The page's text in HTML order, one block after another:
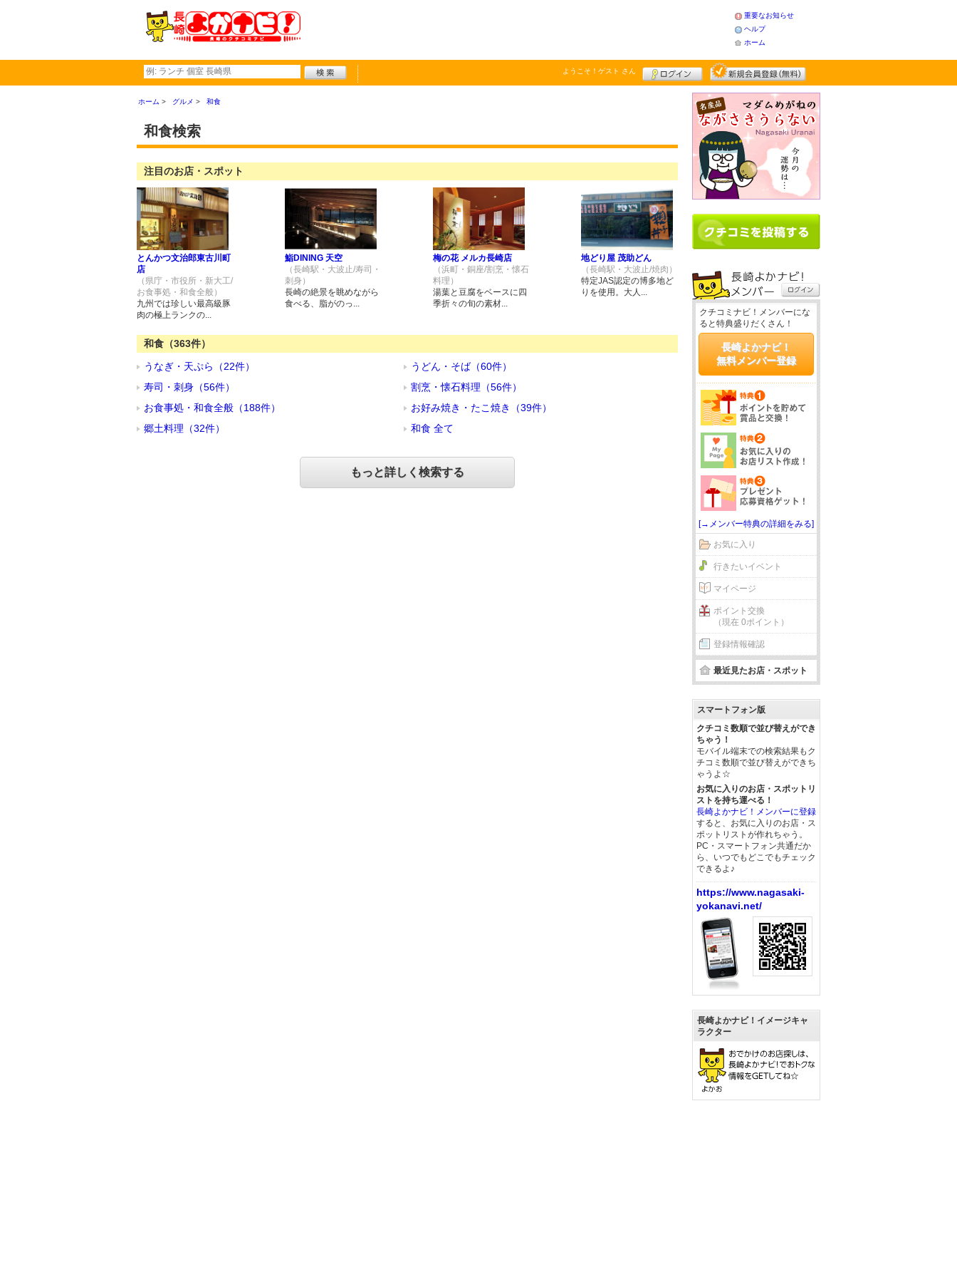
重要なお知らせ
ヘルプ
ホーム
ようこそ！ ゲスト さん
ホーム グルメ 和食
和食検索
注目のお店・スポット
とんかつ文治郎東古川町
店
（県庁・市役所・新大工/
お食事処・和食全般）
九州では珍しい最高級豚
肉の極上ランクの...
鮨DINING 天空
（長崎駅・大波止/寿司・
刺身）
長崎の絶景を眺めながら
食べる、脂がのっ...
梅の花 メルカ長崎店
（浜町・銅座/割烹・懐石
料理）
湯葉と豆腐をベースに四
季折々の旬の素材...
地どり屋 茂助どん
（長崎駅・大波止/焼肉）
特定JAS認定の博多地ど
りを使用。大人...
和食（363件）
うなぎ・天ぷら（22件）
うどん・そば（60件）
寿司・刺身（56件）
割烹・懐石料理（56件）
お食事処・和食全般（188件）
お好み焼き・たこ焼き（39件）
郷土料理（32件）
和食 全て
もっと詳しく検索する
クチコミナビ！メンバーにな
ると特典盛りだくさん！
長崎よかナビ！
無料メンバー登録
[→メンバー特典の詳細をみる]
お気に入り
行きたいイベント
マイページ
ポイント交換
（現在 0ポイント）
登録情報確認
最近見たお店・スポット
スマートフォン版
クチコミ数順で並び替えができ
ちゃう！
モバイル端末での検索結果もク
チコミ数順で並び替えができち
ゃうよ☆
お気に入りのお店・スポットリ
ストを持ち運べる！
長崎よかナビ！メンバーに登録
すると、お気に入りのお店・ス
ポットリストが作れちゃう。
PC・スマートフォン共通だか
ら、いつでもどこでもチェック
できるよ♪
https://www.nagasaki-
yokanavi.net/
長崎よかナビ！イメージキャ
ラクター